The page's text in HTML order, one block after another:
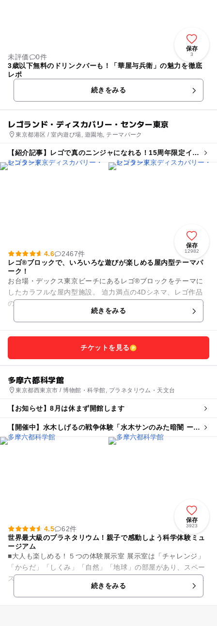
保存
3
未評価
0件
3歳以下無料のドリンクバーも！「華屋与兵衛」の魅力を徹底
レポ
続きをみる
レゴランド・ディスカバリー・センター東京
東京都港区 / 室内遊び場, 遊園地, テーマパーク
【紹介記事】レゴで真のニンジャになれる！15周年限定イベ
ントがレゴランド東京・大阪で初開催
保存
12982
4.6
2467件
レゴ®ブロックで、いろいろな遊びが楽しめる屋内型テーマパ
ーク！
お台場・デックス東京ビーチにあるレゴ®ブロックをテーマに
したカラフルな屋内型施設。 迫力満点の4Dシネマ、レゴ作品
の作り方を教えてくれるレゴ教室などなど、ブロックで遊ん
で、体を動かして、レゴの...続きをみる
チケットを見る
多摩六都科学館
東京都西東京市 / 博物館・科学館, プラネタリウム・天文台
【お知らせ】8月は休まず開館します
【開催中】水木しげるの戦争体験「水木サンのみた暗闇 ーぬ
りかべに遭った夜ー」
保存
3923
4.5
62件
世界最大級のプラネタリウム！親子で感動しよう科学体験ミュ
ージアム
■大人も楽しめる！５つの体験展示室 展示室は「チャレンジ」
「からだ」「しくみ」「自然」「地球」の部屋があり、スペー
スシャトルの実物大模型や月の重力体験ができる乗り物「ムー
ンウォーカー」をはじめ...続きをみる